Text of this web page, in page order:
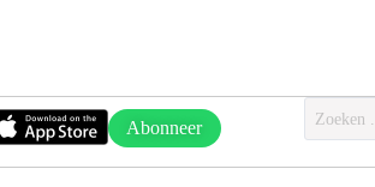
Abonneer